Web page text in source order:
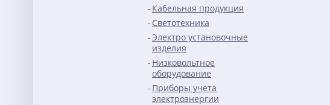
Кабельная продукция
Светотехника
Электро установочные
изделия
Низковольтное
оборудование
Приборы учета
электроэнергии